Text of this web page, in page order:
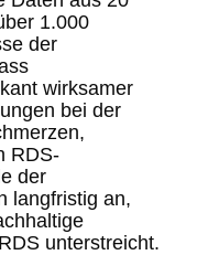
1.000
der
wirksamer
bei der
RDS-
der
langfristig an,
unterstreicht.